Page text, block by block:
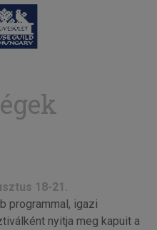
18-21.
programmal, igazi
nyitja meg kapuit a